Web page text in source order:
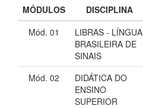
MÓDULOS DISCIPLINA
Mód. 01
LIBRAS - LÍNGUA
BRASILEIRA DE
SINAIS
Mód. 02
DIDÁTICA DO
ENSINO
SUPERIOR